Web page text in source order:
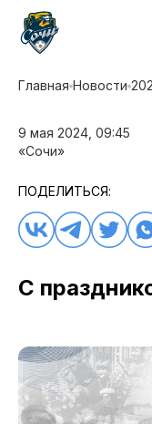
Главная Новости
9 мая 2024, 09:45
«Сочи»
ПОДЕЛИТЬСЯ:
С